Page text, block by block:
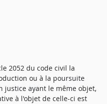
2052 du code civil la
ou à la poursuite
justice ayant le même objet,
à l'objet de celle-ci est